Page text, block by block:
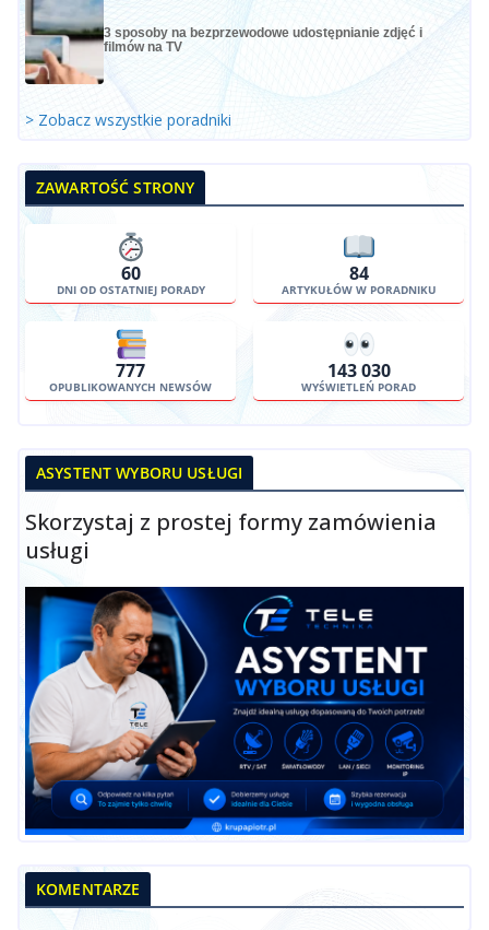
3 sposoby na bezprzewodowe udostępnianie zdjęć i
filmów na TV
> Zobacz wszystkie poradniki
ZAWARTOŚĆ STRONY
60
DNI OD OSTATNIEJ PORADY
84
ARTYKUŁÓW W PORADNIKU
777
OPUBLIKOWANYCH NEWSÓW
143 030
WYŚWIETLEŃ PORAD
ASYSTENT WYBORU USŁUGI
Skorzystaj z prostej formy zamówienia
usługi
KOMENTARZE